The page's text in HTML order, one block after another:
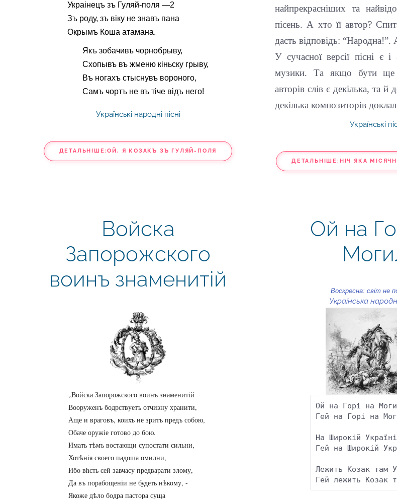
Украінецъ зъ Гуляй-поля —2
Зъ роду, зъ віку не знавъ пана
Окрымъ Коша атамана.
Якъ зобачивъ чорнобрыву,
Схопывъ въ жменю кіньску грыву,
Въ ногахъ стыснувъ вороного,
Самъ чортъ не въ тіче відъ него!
Українські народні пісні
ДЕТАЛЬНІШЕ:ОЙ, Я КОЗАКЪ ЗЪ ГУЛЯЙ-ПОЛЯ
найпрекрасніших та
пісень. А хто її автор?
дасть відповідь: “Народна!”.
У сучасної версії пісні є
музики. Та якщо бути
авторів слів є декілька, та
декілька композиторів
Українські
ДЕТАЛЬНІШЕ:НІЧ ЯКА
Войска
Запорожского
воинъ знаменитій
„Войска Запорожского воинъ знаменитій
Вооруженъ бодрствуетъ отчизну хранити,
Аще и враговъ, коихъ не зритъ предъ собою,
Обаче оружіе готово до бою.
Имать тѣмъ востающи супостати сильни,
Хотѣнія своего падоша омилни,
Ибо вhсть сей завчасу предварати злому,
Да въ порабощеніи не будеть нѣкому, -
Якоже дѣло бодра пастора суща
Ой на
Воскресна: світ не
Українська
Ой на Горі на
Гей на Горі на
На Широкій Україні
Гей на Широкій
Лежить Козак там
Гей лежить Козак